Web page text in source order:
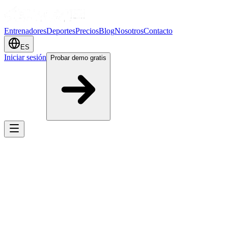
EntrenadoresDeportesPreciosBlogNosotrosContacto
ES
Iniciar sesión Probar demo gratis